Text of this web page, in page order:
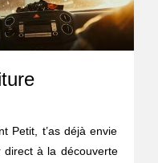
Petit, t’as déjà envie
direct à la découverte